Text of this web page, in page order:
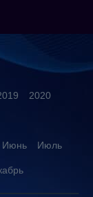
2020
Июнь Июль